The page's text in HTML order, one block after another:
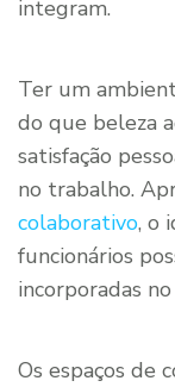
integram.
Ter um
do que beleza
satisfação
no trabalho.
colaborativo, o
funcionários
incorporadas
Os espaços de